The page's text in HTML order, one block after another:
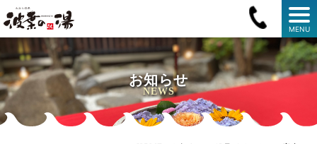
MENU
お知らせ
NEWS